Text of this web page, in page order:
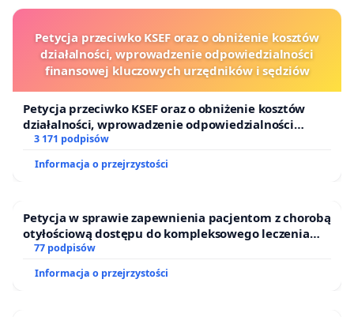
Petycja przeciwko KSEF oraz o obniżenie kosztów
działalności, wprowadzenie odpowiedzialności
finansowej kluczowych urzędników i sędziów
Petycja przeciwko KSEF oraz o obniżenie kosztów
działalności, wprowadzenie odpowiedzialności
finansowej kluczowych urzędników i sędziów
3 171 podpisów
Informacja o przejrzystości
Petycja w sprawie zapewnienia pacjentom z chorobą
otyłościową dostępu do kompleksowego leczenia
oraz programów profilaktycznych.
77 podpisów
Informacja o przejrzystości